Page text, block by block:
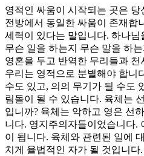
영적인 싸움이 시작되는 곳은 당
전방에서 동일한 싸움이 존재합
세력이 있다는 말입니다. 하나님
무슨 일을 하는지 무슨 말을 하
영혼을 두고 반역한 무리들과
우리는 영적으로 분별해야 합니
수도 있고, 의의 무기가 될 수도
림돌이 될 수 있습니다. 육체는
입니까? 육체는 악하고 영은 선
니다. 영지주의자들이었습니다.
이 됩니다. 육체와 관련된 일에
치게 율법적인 자가 될 것입니다